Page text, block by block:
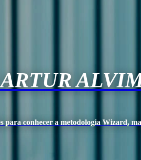
para conhecer a metodologia Wizard,